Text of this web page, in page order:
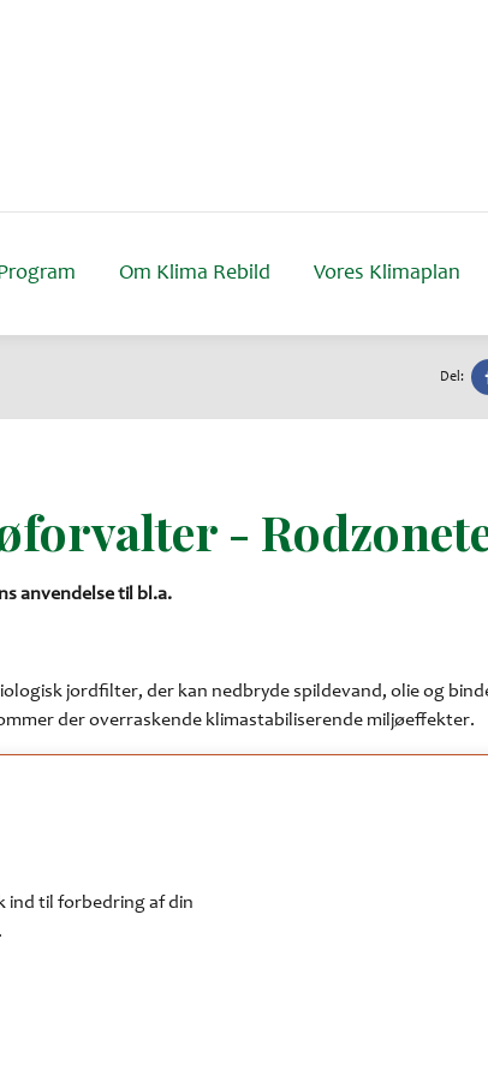
Om Klima Rebild Vores Klimaplan
Del:
-
anvendelse til bl.a.
jordfilter, der kan nedbryde spildevand, olie og
der overraskende klimastabiliserende miljøeffekter.
illustreret med eksempler fra forskellige verdensdele.
ind til forbedring af din